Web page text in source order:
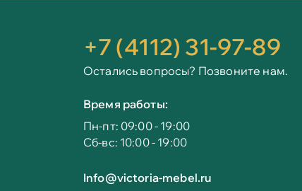
+7 (4112) 31-97-89
Остались вопросы? Позвоните нам.
Время работы:
Пн-пт: 09:00 - 19:00
Сб-вс: 10:00 - 19:00
Info@victoria-mebel.ru